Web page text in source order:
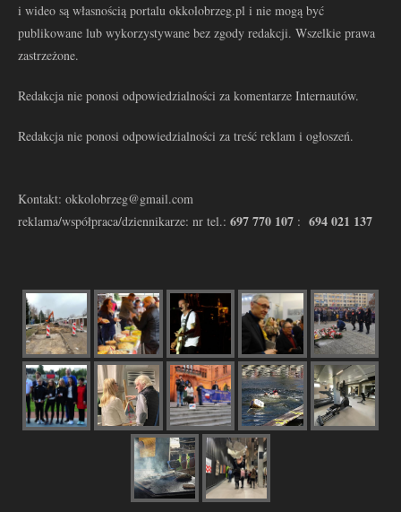
i wideo są własnością portalu okkolobrzeg.pl i nie mogą być
publikowane lub wykorzystywane bez zgody redakcji. Wszelkie prawa
zastrzeżone.
Redakcja nie ponosi odpowiedzialności za komentarze Internautów.
Redakcja nie ponosi odpowiedzialności za treść reklam i ogłoszeń.
Kontakt: okkolobrzeg@gmail.com
reklama/współpraca/dziennikarze: nr tel.: 697 770 107 : 694 021 137